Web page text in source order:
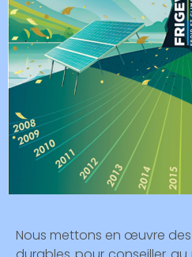
Nous mettons en œuvre